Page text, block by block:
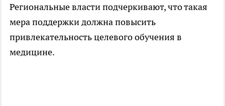
Региональные власти подчеркивают, что такая
мера поддержки должна повысить
привлекательность целевого обучения в
медицине.